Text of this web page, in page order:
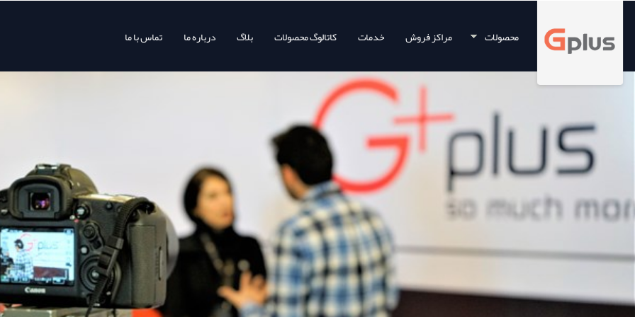
محصولات مراکز فروش خدمات کاتالوگ محصولات بلاگ درباره ما تماس با ما